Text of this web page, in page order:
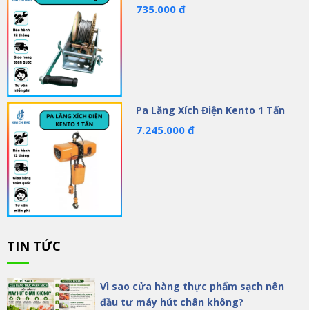
735.000 đ
Pa Lăng Xích Điện Kento 1 Tấn
7.245.000 đ
TIN TỨC
Vì sao cửa hàng thực phẩm sạch nên
đầu tư máy hút chân không?